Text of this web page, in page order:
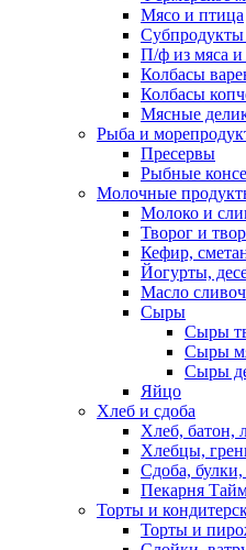
Мясо и птица
П/ф из мяса
Колбасы
Колбасы
Мясные
Рыба и
Пресервы
Рыбные
Молочные
Молоко и
Творог и
Кефир,
Йогурты,
Масло
Сыры
Сыры
Сыры
Сыры
Яйцо
Хлеб и сдоба
Хлеб, батон,
Хлебцы,
Сдоба,
Пекарня
Торты и
Торты и